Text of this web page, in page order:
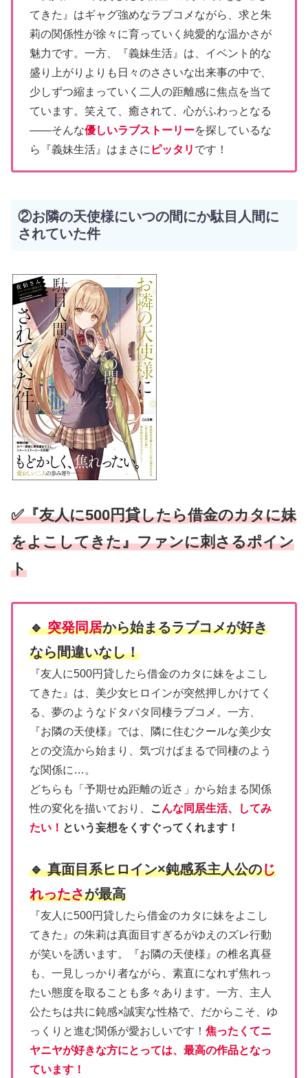
てきた』はギャグ強めなラブコメながら、求と朱
莉の関係性が徐々に育っていく純愛的な温かさが
魅力です。一方、『義妹生活』は、イベント的な
盛り上がりよりも日々のささいな出来事の中で、
少しずつ縮まっていく二人の距離感に焦点を当て
ています。笑えて、癒されて、心がふわっとなる
――そんな優しいラブストーリーを探しているな
ら『義妹生活』はまさに ピッタリ です！
②お隣の天使様にいつの間にか駄目人間に
されていた件
✅『友人に500円貸したら借金のカタに妹
をよこしてきた』ファンに刺さるポイン
ト
🔹突発同居から始まるラブコメが好き
なら間違いなし！
『友人に500円貸したら借金のカタに妹をよこし
てきた』は、美少女ヒロインが突然押しかけてく
る、夢のようなドタバタ同棲ラブコメ。一方、
『お隣の天使様』では、隣に住むクールな美少女
との交流から始まり、気づけばまるで同棲のよう
な関係に…。
どちらも「予期せぬ距離の近さ」から始まる関係
性の変化を描いており、
こ んな同居生活、してみ
たい！ という妄想をくすぐってくれます！
🔹 真面目系ヒロイン×鈍感系主人公のじ
れったさが最高
『友人に500円貸したら借金のカタに妹をよこし
てきた』の朱莉は真面目すぎるがゆえのズレ行動
が笑いを誘います。『お隣の天使様』の椎名真昼
も、一見しっかり者ながら、素直になれず焦れっ
たい態度を取ることも多々あります。一方、主人
公たちは共に鈍感×誠実な性格で、だからこそ、ゆ
っくりと進む関係が愛おしいです！ 焦ったくてニ
ヤニヤが好きな方にとっては、最高の作品となっ
ています！